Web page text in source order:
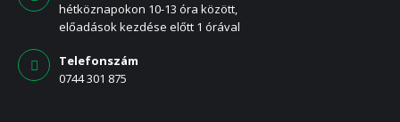
hétköznapokon 10-13 óra között,
előadások kezdése előtt 1 órával
Telefonszám
0744 301 875